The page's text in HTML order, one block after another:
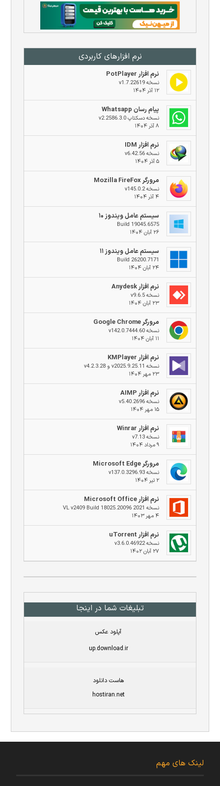
نرم افزار‌های کاربردی
نرم افزار PotPlayer
نسخه v1.7.22619
۱۲ آذر ۱۴۰۴
پیام رسان Whatsapp
نسخه دسکتاپ v2.2586.3.0
۸ آذر ۱۴۰۴
نرم افزار IDM
نسخه v6.42.56
۵ آذر ۱۴۰۴
مرورگر Mozilla FireFox
نسخه v145.0.2
۴ آذر ۱۴۰۴
سیستم عامل ویندوز ۱۰
Build 19045.6575
۲۶ آبان ۱۴۰۴
سیستم عامل ویندوز ۱۱
Build 26200.7171
۲۴ آبان ۱۴۰۴
نرم افزار Anydesk
نسخه v9.6.5
۲۳ آبان ۱۴۰۴
مرورگر Google Chrome
نسخه v142.0.7444.60
۱۱ آبان ۱۴۰۴
نرم افزار KMPlayer
نسخه v2025.9.25.11 و v4.2.3.28
۲۳ مهر ۱۴۰۴
نرم افزار AIMP
نسخه v5.40.2696
۱۵ مهر ۱۴۰۴
نرم افزار Winrar
نسخه v7.13
۹ مرداد ۱۴۰۴
مرورگر Microsoft Edge
نسخه v137.0.3296.93
۲ تیر ۱۴۰۴
نرم افزار Microsoft Office
نسخه 2021 VL v2409 Build 18025.20096
۴ مهر ۱۴۰۳
نرم افزار uTorrent
نسخه v3.6.0.46922
۲۷ آبان ۱۴۰۲
تبلیغات شما در اینجا
آپلود عکس
up.download.ir
هاست دانلود
hostiran.net
لینک های مهم